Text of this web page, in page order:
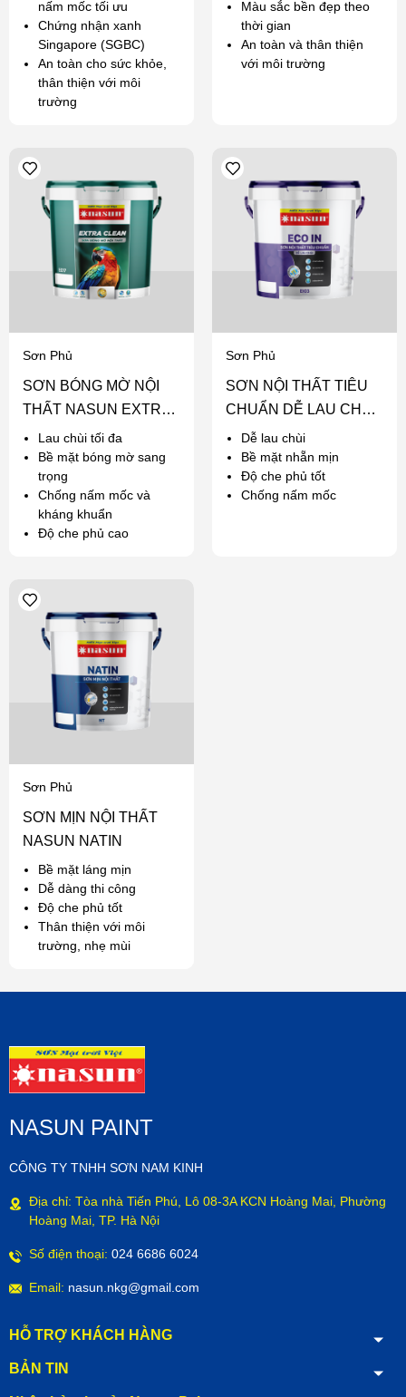
nấm mốc tối ưu
Chứng nhận xanh
Singapore (SGBC)
An toàn cho sức khỏe,
thân thiện với môi
trường
Màu sắc bền đẹp theo
thời gian
An toàn và thân thiện
với môi trường
Sơn Phủ
SƠN BÓNG MỜ NỘI
THẤT NASUN EXTRA
CLEAN
Lau chùi tối đa
Bề mặt bóng mờ sang
trọng
Chống nấm mốc và
kháng khuẩn
Độ che phủ cao
Sơn Phủ
SƠN NỘI THẤT TIÊU
CHUẨN DỄ LAU CHÙI
NASUN ECO IN
Dễ lau chùi
Bề mặt nhẵn mịn
Độ che phủ tốt
Chống nấm mốc
Sơn Phủ
SƠN MỊN NỘI THẤT
NASUN NATIN
Bề mặt láng mịn
Dễ dàng thi công
Độ che phủ tốt
Thân thiện với môi
trường, nhẹ mùi
NASUN PAINT
CÔNG TY TNHH SƠN NAM KINH
Địa chỉ: Tòa nhà Tiến Phú, Lô 08-3A KCN Hoàng Mai, Phường
Hoàng Mai, TP. Hà Nội
Số điện thoại: 024 6686 6024
Email: nasun.nkg@gmail.com
HỖ TRỢ KHÁCH HÀNG
BẢN TIN